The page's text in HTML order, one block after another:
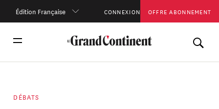
Édition Française CONNEXION OFFRE ABONNEMENT
DÉBATS